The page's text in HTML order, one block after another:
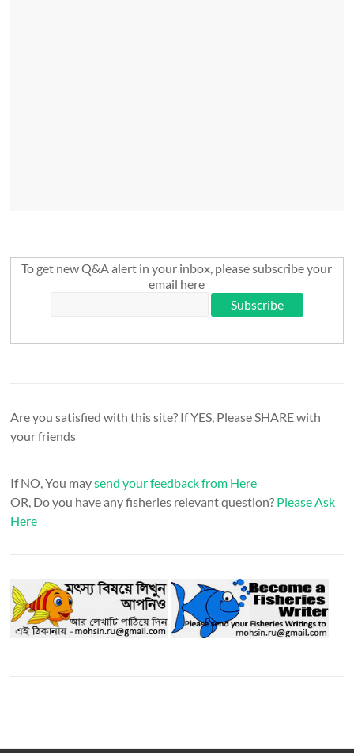
To get new Q&A alert in your inbox, please subscribe your
email here
Are you satisfied with this site? If YES, Please SHARE with
your friends
If NO, You maysend your feedback from Here
OR, Do you have any fisheries relevant question? Please Ask
Here